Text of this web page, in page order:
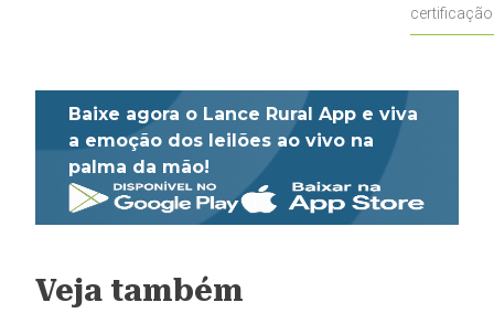
Baixe agora o Lance Rural App e viva
a emoção dos leilões ao vivo na
palma da mão!
Veja também